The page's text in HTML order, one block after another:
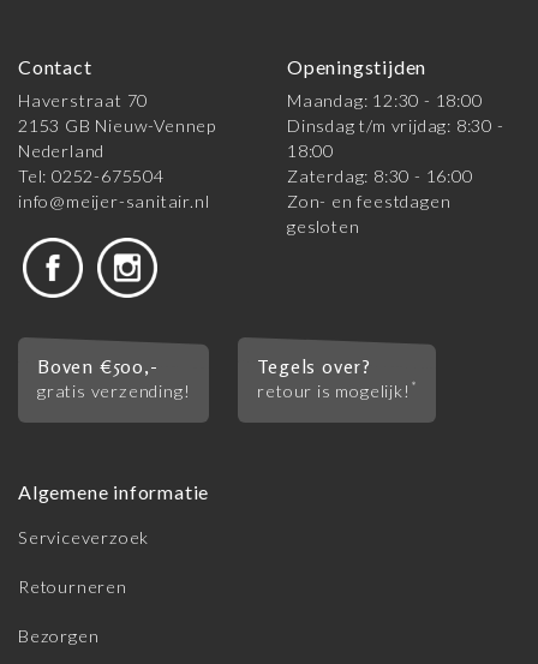
Contact
Haverstraat 70
2153 GB Nieuw-Vennep
Nederland
Tel: 0252-675504
info@meijer-sanitair.nl
Openingstijden
Maandag: 12:30 - 18:00
Dinsdag t/m vrijdag: 8:30 -
18:00
Zaterdag: 8:30 - 16:00
Zon- en feestdagen
gesloten
Boven €500,-
gratis verzending!
Tegels over?
retour is mogelijk! *
Algemene informatie
Serviceverzoek
Retourneren
Bezorgen